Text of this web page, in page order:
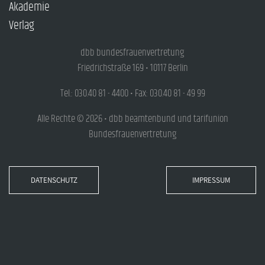
Akademie
Verlag
dbb bundesfrauenvertretung
Friedrichstraße 169 • 10117 Berlin
Tel.: 030.40 81 - 4400 • Fax: 030.40 81 - 49 99
Alle Rechte © 2026 • dbb beamtenbund und tarifunion
Bundesfrauenvertretung
DATENSCHUTZ IMPRESSUM